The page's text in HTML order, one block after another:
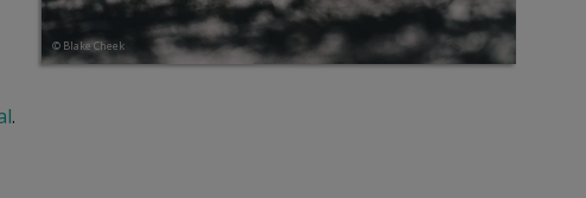
© Blake Cheek
.